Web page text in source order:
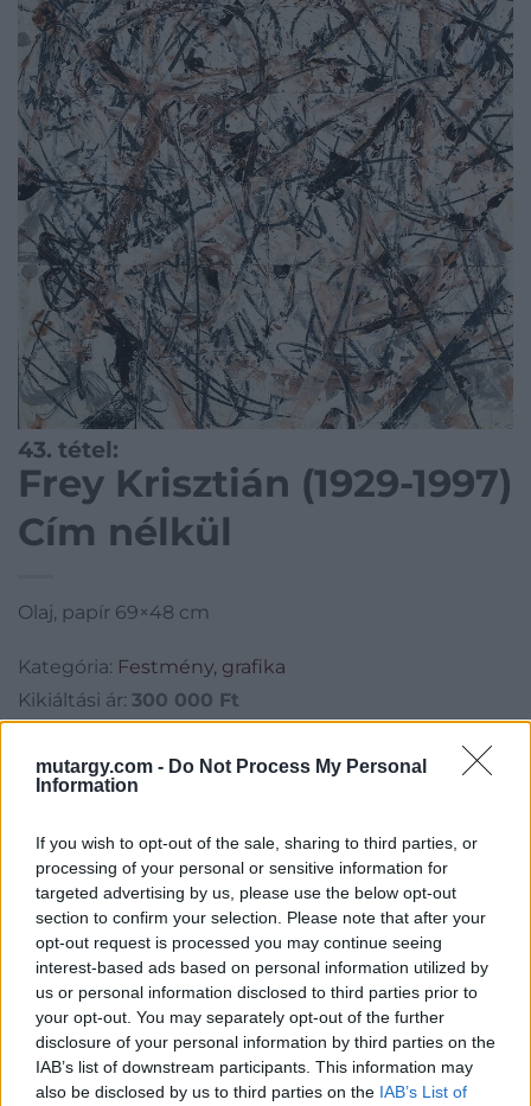
mutargy.com - Do Not Process My Personal
Information
If you wish to opt-out of the sale, sharing to third parties, or
processing of your personal or sensitive information for
targeted advertising by us, please use the below opt-out
section to confirm your selection. Please note that after your
opt-out request is processed you may continue seeing
interest-based ads based on personal information utilized by
us or personal information disclosed to third parties prior to
your opt-out. You may separately opt-out of the further
disclosure of your personal information by third parties on the
IAB’s list of downstream participants. This information may
also be disclosed by us to third parties on the IAB’s List of
43. tétel:
Frey Krisztián (1929-1997)
Cím nélkül
Olaj, papír 69×48 cm
Kategória: Festmény, grafika
Kikiáltási ár: 300 000 Ft
Aukció adatai
Aukció dátuma: 2017.10.14
Aukció ideje: 18:00
Aukció helye: Budapest Kongresszusi Központ
Tételszám: 43
Eladó adatai
Eladó: Virág Judit Galéria